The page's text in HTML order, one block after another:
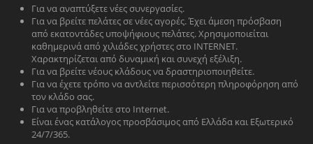
Για να αναπτύξετε νέες συνεργασίες.
Για να βρείτε πελάτες σε νέες αγορές. Έχει άμεση πρόσβαση
από εκατοντάδες υποψήφιους πελάτες. Χρησιμοποιείται
καθημερινά από χιλιάδες χρήστες στο INTERNET.
Χαρακτηρίζεται από δυναμική και συνεχή εξέλιξη.
Για να βρείτε νέους κλάδους να δραστηριοποιηθείτε.
Για να έχετε τρόπο να αντλείτε περισσότερη πληροφόρηση από
τον κλάδο σας.
Για να προβληθείτε στο Internet.
Είναι ένας κατάλογος προσβάσιμος από Ελλάδα και Εξωτερικό
24/7/365.